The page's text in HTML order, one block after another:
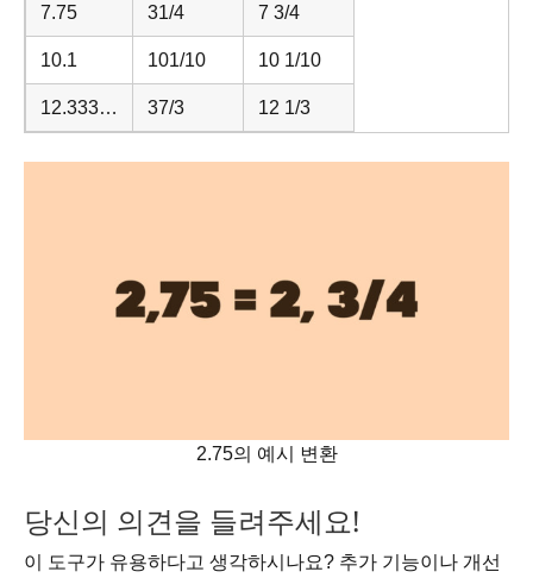
7.75 31/4 7 3/4
10.1 101/10 10 1/10
12.333… 37/3 12 1/3
2.75의 예시 변환
당신의 의견을 들려주세요!
이 도구가 유용하다고 생각하시나요? 추가 기능이나 개선